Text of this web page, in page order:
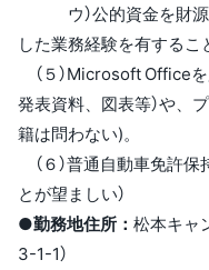
ウ）公的資金を財源
した業務経験を有するこ
（５）Microsoft Office
発表資料、図表等）や、
籍は問わない)。
（６）普通自動車免許
とが望ましい）
●勤務地住所： 松本キャ
3-1-1）